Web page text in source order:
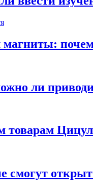
магниты:
ли
товарам
смогут